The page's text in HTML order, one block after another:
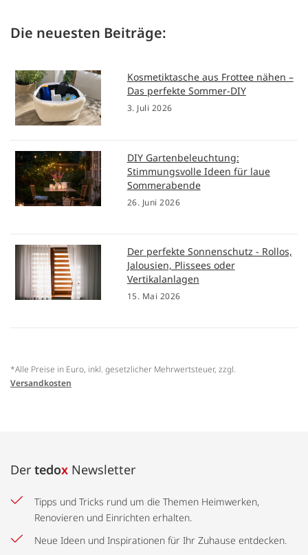
Die neuesten Beiträge:
Kosmetiktasche aus Frottee nähen –
Das perfekte Sommer-DIY
3. Juli 2026
DIY Gartenbeleuchtung:
Stimmungsvolle Ideen für laue
Sommerabende
26. Juni 2026
Der perfekte Sonnenschutz - Rollos,
Jalousien, Plissees oder
Vertikalanlagen
15. Mai 2026
*Alle Preise in Euro, inkl. gesetzlicher Mehrwertsteuer, zzgl.
Versandkosten
Der tedox Newsletter
Tipps und Tricks rund um die Themen Heimwerken,
Renovieren und Einrichten erhalten.
Neue Ideen und Inspirationen für Ihr Zuhause entdecken.